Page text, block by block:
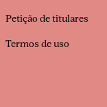
Petição de titulares
Termos de uso